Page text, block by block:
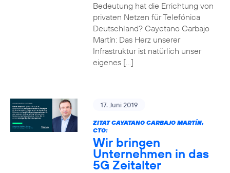
Bedeutung hat die Errichtung von
privaten Netzen für Telefónica
Deutschland? Cayetano Carbajo
Martín: Das Herz unserer
Infrastruktur ist natürlich unser
eigenes […]
17. Juni 2019
ZITAT CAYATANO CARBAJO MARTÍN,
CTO:
Wir bringen
Unternehmen in das
5G Zeitalter